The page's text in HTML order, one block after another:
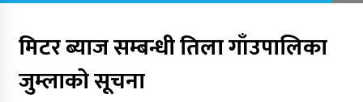
जुम्लाबाट सुर्खेत र नेपालगञ्जतर्फ लैजाँदै गरिएको १८०
मिटर ब्याज सम्बन्धी तिला गाँउपालिका
जुम्लाको सूचना